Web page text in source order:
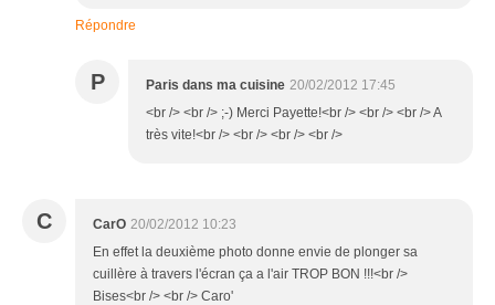
Répondre
P Paris dans ma cuisine 20/02/2012 17:45
<br /> <br /> ;-) Merci Payette!<br /> <br /> <br /> A
très vite!<br /> <br /> <br /> <br />
C CarO 20/02/2012 10:23
En effet la deuxième photo donne envie de plonger sa
cuillère à travers l'écran ça a l'air TROP BON !!!<br />
Bises<br /> <br /> Caro'